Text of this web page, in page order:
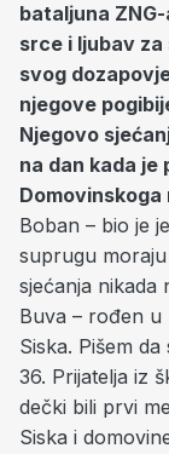
bataljuna
srce i ljubav za
svog
njegove
Njegovo
na dan kada je
Boban – bio je
suprugu moraju
sjećanja nikada
Buva – rođen
Siska. Pišem
36. Prijatelja iz
dečki bili prvi
Siska i